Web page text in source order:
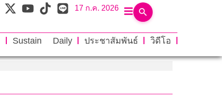
17 ก.ค. 2026
Sustain Daily ประชาสัมพันธ์
วิดีโอ